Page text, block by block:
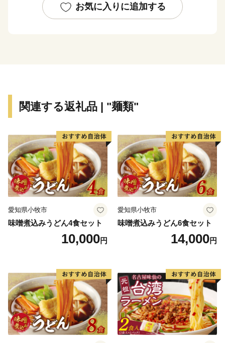
しまれています。
市内の小中学校でも、「八女茶学」の学習のほか、急須
伝統工芸の里として栄えてきました。清流矢部川の恵み
たことから、市内ではお茶屋さんのほかにも、酒蔵や、
和紙や提灯、仏壇などの伝統工芸の工房や店がいたると
ころで見られます。
その昔ながらの情緒はもちろん、江戸時代の文化を残す
白壁の町屋の町並み、山間部の棚田など、たっぷりの風
これらの特産品は、八女市ふるさと支援寄附をいただい
た方へのお礼の品としてお届けしております。
【期間限定の特産品（フルーツ）】
ぜひ味わっていただきたいのが、八女産のみずみずしい
フルーツです。
博多あまおう・キウイフルーツ・みかん・ぶどう・梨な
ど、旬ごとにお楽しみいただけます。
お気に入りに追加する
関連する返礼品 | "麺類"
愛知県小牧市
味噌煮込みうどん4食セット
10,000円
愛知県小牧市
味噌煮込みうどん6食セット
14,000円